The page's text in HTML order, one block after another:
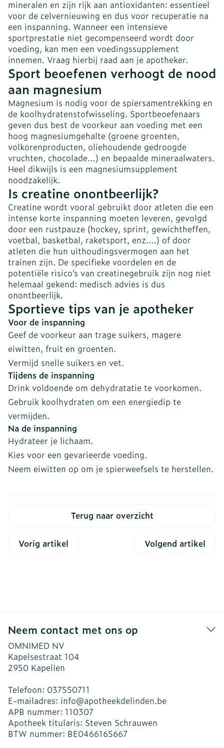
mineralen en zijn rijk aan antioxidanten: essentieel
voor de celvernieuwing en dus voor recuperatie na
een inspanning. Wanneer een intensieve
sportprestatie niet gecompenseerd wordt door
voeding, kan men een voedingssupplement
innemen. Vraag hierbij raad aan je apotheker.
Sport beoefenen verhoogt de nood
aan magnesium
Magnesium is nodig voor de spiersamentrekking en
de koolhydratenstofwisseling. Sportbeoefenaars
geven dus best de voorkeur aan voeding met een
hoog magnesiumgehalte (groene groenten,
volkorenproducten, oliehoudende gedroogde
vruchten, chocolade…) en bepaalde mineraalwaters.
Heel dikwijls is een magnesiumsupplement
noodzakelijk.
Is creatine onontbeerlijk?
Creatine wordt vooral gebruikt door atleten die een
intense korte inspanning moeten leveren, gevolgd
door een rustpauze (hockey, sprint, gewichtheffen,
voetbal, basketbal, raketsport, enz.…) of door
atleten die hun uithoudingsvermogen aan het
trainen zijn. De specifieke voordelen en de
potentiële risico’s van creatinegebruik zijn nog niet
helemaal gekend: medisch advies is dus
onontbeerlijk.
Sportieve tips van je apotheker
Voor de inspanning
Geef de voorkeur aan trage suikers, magere
eiwitten, fruit en groenten.
Vermijd snelle suikers en vet.
Tijdens de inspanning
Drink voldoende om dehydratatie te voorkomen.
Gebruik koolhydraten om een energiedip te
vermijden.
Na de inspanning
Hydrateer je lichaam.
Kies voor een gevarieerde voeding.
Neem eiwitten op om je spierweefsels te herstellen.
Terug naar overzicht
Vorig artikel Volgend artikel
Neem contact met ons op
OMNIMED NV
Kapelsestraat 104
2950 Kapellen
Telefoon: 037550711
E-mailadres: info@apotheekdelinden.be
APB nummer: 110307
Apotheek titularis: Steven Schrauwen
BTW nummer: BE0466165667